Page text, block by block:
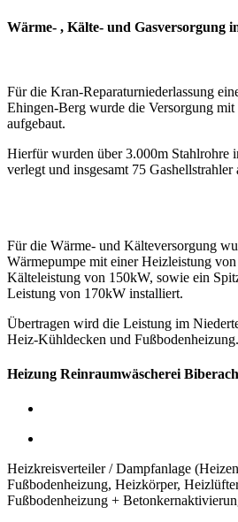
Wärme- , Kälte- und Gasversorgung
Für die Kran-Reparaturniederlassung
Ehingen-Berg wurde die Versorgung
aufgebaut.
Hierfür wurden über 3.000m Stahlrohre
verlegt und insgesamt 75 Gashellstrahler
Für die Wärme- und Kälteversorgung
Wärmepumpe mit einer Heizleistung
Kälteleistung von 150kW, sowie ein
Leistung von 170kW installiert.
Übertragen wird die Leistung im
Heiz-Kühldecken und Fußbodenheizung.
Heizung Reinraumwäscherei Biberach
Heizkreisverteiler / Dampfanlage
Fußbodenheizung, Heizkörper,
Fußbodenheizung +